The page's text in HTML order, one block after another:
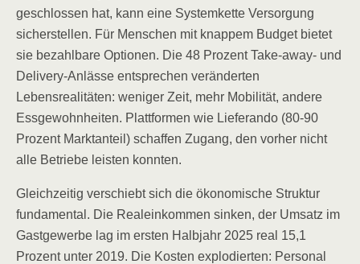
geschlossen hat, kann eine Systemkette Versorgung
sicherstellen. Für Menschen mit knappem Budget bietet
sie bezahlbare Optionen. Die 48 Prozent Take-away- und
Delivery-Anlässe entsprechen veränderten
Lebensrealitäten: weniger Zeit, mehr Mobilität, andere
Essgewohnheiten. Plattformen wie Lieferando (80-90
Prozent Marktanteil) schaffen Zugang, den vorher nicht
alle Betriebe leisten konnten.
Gleichzeitig verschiebt sich die ökonomische Struktur
fundamental. Die Realeinkommen sinken, der Umsatz im
Gastgewerbe lag im ersten Halbjahr 2025 real 15,1
Prozent unter 2019. Die Kosten explodierten: Personal